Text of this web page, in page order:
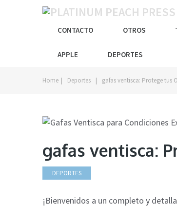
CONTACTO OTROS
APPLE DEPORTES
Home | Deportes | gafas ventisca: Protege tus
gafas ventisca:
DEPORTES
¡Bienvenidos a un completo y